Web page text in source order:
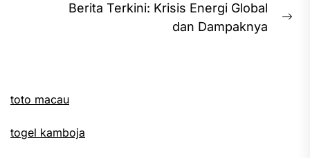
Berita Terkini: Krisis Energi Global
dan Dampaknya
toto macau
togel kamboja